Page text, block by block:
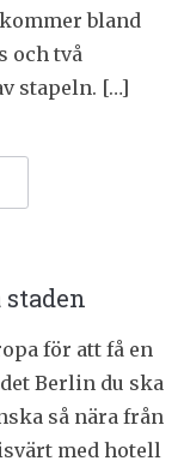
bland
och två
stapeln. […]
för att få en
Berlin du ska
så nära från
med hotell